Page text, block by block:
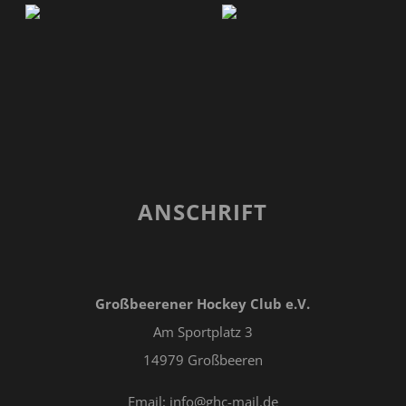
ANSCHRIFT
Großbeerener Hockey Club e.V.
Am Sportplatz 3
14979 Großbeeren
Email: info@ghc-mail.de